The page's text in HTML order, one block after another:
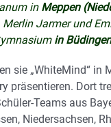
in Meppen
Merlin Jarmer und
in
sie „WhiteMind“ in
präsentieren. Dort
Teams aus
Niedersachsen,